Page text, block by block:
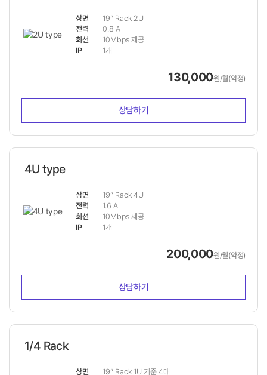
상면
19” Rack 2U
전력
0.8 A
회선
10Mbps 제공
IP
1개
130,000원/월(약정)
상담하기
4U type
상면
19” Rack 4U
전력
1.6 A
회선
10Mbps 제공
IP
1개
200,000원/월(약정)
상담하기
1/4 Rack
상면
19” Rack 1U 기준 4대